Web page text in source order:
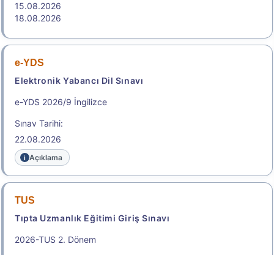
15.08.2026
18.08.2026
e-YDS
Elektronik Yabancı Dil Sınavı
e-YDS 2026/9 İngilizce
Sınav Tarihi:
22.08.2026
Açıklama
TUS
Tıpta Uzmanlık Eğitimi Giriş Sınavı
2026-TUS 2. Dönem